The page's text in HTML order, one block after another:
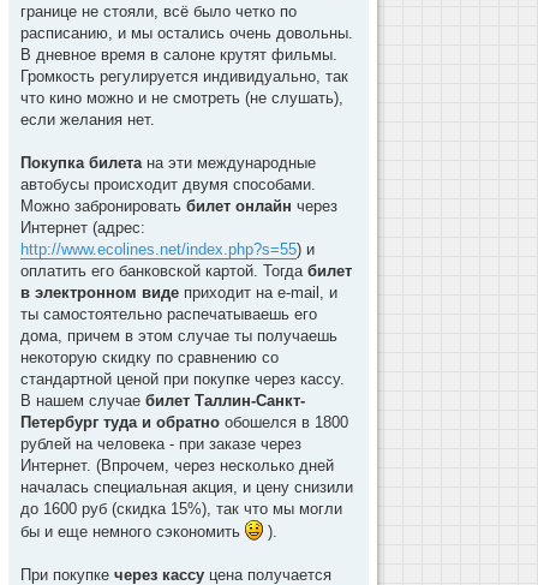
границе не стояли, всё было четко по
расписанию, и мы остались очень довольны.
В дневное время в салоне крутят фильмы.
Громкость регулируется индивидуально, так
что кино можно и не смотреть (не слушать),
если желания нет.
Покупка билета на эти международные
автобусы происходит двумя способами.
Можно забронировать билет онлайн через
Интернет (адрес:
http://www.ecolines.net/index.php?s=55) и
оплатить его банковской картой. Тогда билет
в электронном виде приходит на e-mail, и
ты самостоятельно распечатываешь его
дома, причем в этом случае ты получаешь
некоторую скидку по сравнению со
стандартной ценой при покупке через кассу.
В нашем случае билет Таллин-Санкт-
Петербург туда и обратно обошелся в 1800
рублей на человека - при заказе через
Интернет. (Впрочем, через несколько дней
началась специальная акция, и цену снизили
до 1600 руб (скидка 15%), так что мы могли
бы и еще немного сэкономить
).
При покупке через кассу цена получается